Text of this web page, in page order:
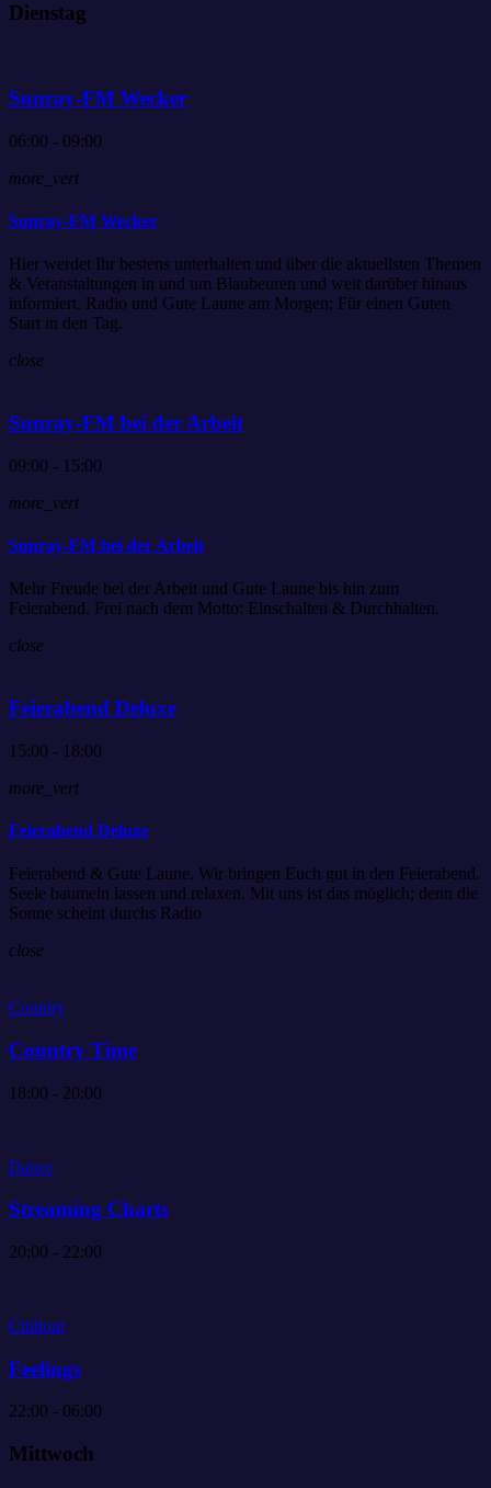
Dienstag
Sunray-FM Wecker
06:00 - 09:00
more_vert
Sunray-FM Wecker
Hier werdet Ihr bestens unterhalten und über die aktuellsten Themen
& Veranstaltungen in und um Blaubeuren und weit darüber hinaus
informiert. Radio und Gute Laune am Morgen; Für einen Guten
Start in den Tag.
close
Sunray-FM bei der Arbeit
09:00 - 15:00
more_vert
Sunray-FM bei der Arbeit
Mehr Freude bei der Arbeit und Gute Laune bis hin zum
Feierabend. Frei nach dem Motto: Einschalten & Durchhalten.
close
Feierabend Deluxe
15:00 - 18:00
more_vert
Feierabend Deluxe
Feierabend & Gute Laune. Wir bringen Euch gut in den Feierabend.
Seele baumeln lassen und relaxen. Mit uns ist das möglich; denn die
Sonne scheint durchs Radio
close
Country
Country Time
18:00 - 20:00
Dance
Streaming Charts
20:00 - 22:00
Chillout
Feelings
22:00 - 06:00
Mittwoch